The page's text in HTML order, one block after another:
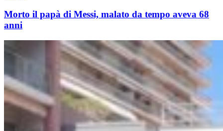
Morto il papà di Messi, malato da tempo aveva 68
anni